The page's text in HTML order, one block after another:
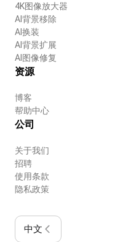
4K图像放大器
AI背景移除
AI换装
AI背景扩展
AI图像修复
资源
博客
帮助中心
公司
关于我们
招聘
使用条款
隐私政策
中文